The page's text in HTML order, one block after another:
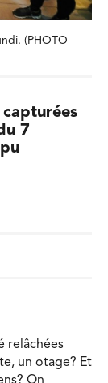
(PHOTO
7
relâchées
un otage? Et